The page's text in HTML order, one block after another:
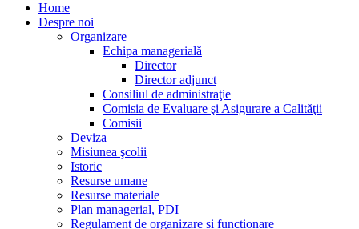
Home
Despre noi
Organizare
Echipa managerială
Director
Director adjunct
Consiliul de administraţie
Comisia de Evaluare şi Asigurare a Calităţii
Comisii
Deviza
Misiunea şcolii
Istoric
Resurse umane
Resurse materiale
Plan managerial, PDI
Regulament de organizare și funcționare